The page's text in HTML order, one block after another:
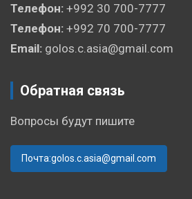
Телефон: +992 30 700-7777
Телефон: +992 70 700-7777
Email: golos.c.asia@gmail.com
Обратная связь
Вопросы будут пишите
Почта:golos.c.asia@gmail.com